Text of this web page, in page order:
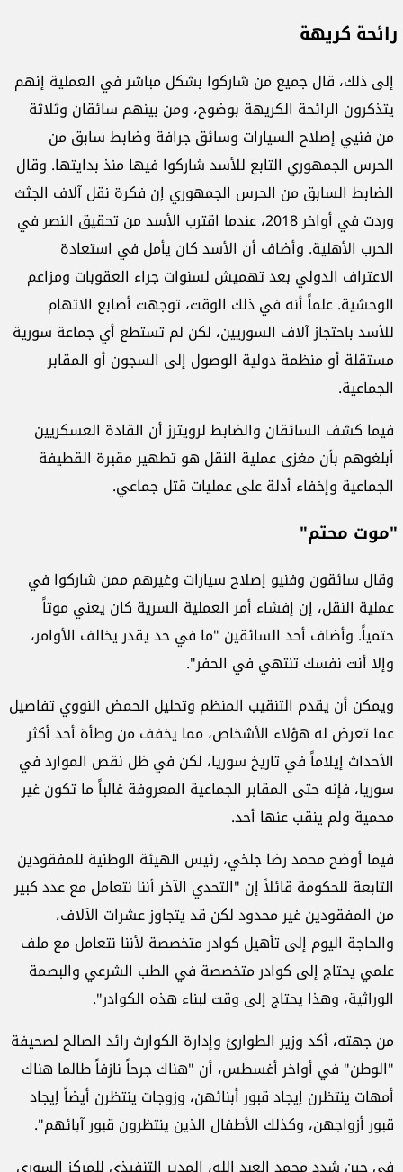
رائحة كريهة
إلى ذلك، قال جميع من شاركوا بشكل مباشر في العملية إنهم
يتذكرون الرائحة الكريهة بوضوح، ومن بينهم سائقان وثلاثة
من فنيي إصلاح السيارات وسائق جرافة وضابط سابق من
الحرس الجمهوري التابع للأسد شاركوا فيها منذ بدايتها. وقال
الضابط السابق من الحرس الجمهوري إن فكرة نقل آلاف الجثث
وردت في أواخر 2018، عندما اقترب الأسد من تحقيق النصر في
الحرب الأهلية. وأضاف أن الأسد كان يأمل في استعادة
الاعتراف الدولي بعد تهميش لسنوات جراء العقوبات ومزاعم
الوحشية. علماً أنه في ذلك الوقت، توجهت أصابع الاتهام
للأسد باحتجاز آلاف السوريين، لكن لم تستطع أي جماعة سورية
مستقلة أو منظمة دولية الوصول إلى السجون أو المقابر
الجماعية.
فيما كشف السائقان والضابط لرويترز أن القادة العسكريين
أبلغوهم بأن مغزى عملية النقل هو تطهير مقبرة القطيفة
الجماعية وإخفاء أدلة على عمليات قتل جماعي.
"موت محتم"
وقال سائقون وفنيو إصلاح سيارات وغيرهم ممن شاركوا في
عملية النقل، إن إفشاء أمر العملية السرية كان يعني موتاً
حتمياً. وأضاف أحد السائقين "ما في حد يقدر يخالف الأوامر،
وإلا أنت نفسك تنتهي في الحفر".
ويمكن أن يقدم التنقيب المنظم وتحليل الحمض النووي تفاصيل
عما تعرض له هؤلاء الأشخاص، مما يخفف من وطأة أحد أكثر
الأحداث إيلاماً في تاريخ سوريا، لكن في ظل نقص الموارد في
سوريا، فإنه حتى المقابر الجماعية المعروفة غالباً ما تكون غير
محمية ولم ينقب عنها أحد.
فيما أوضح محمد رضا جلخي، رئيس الهيئة الوطنية للمفقودين
التابعة للحكومة قائلاً إن "التحدي الآخر أننا نتعامل مع عدد كبير
من المفقودين غير محدود لكن قد يتجاوز عشرات الآلاف،
والحاجة اليوم إلى تأهيل كوادر متخصصة لأننا نتعامل مع ملف
علمي يحتاج إلى كوادر متخصصة في الطب الشرعي والبصمة
الوراثية، وهذا يحتاج إلى وقت لبناء هذه الكوادر".
من جهته، أكد وزير الطوارئ وإدارة الكوارث رائد الصالح لصحيفة
"الوطن" في أواخر أغسطس، أن "هناك جرحاً نازفاً طالما هناك
أمهات ينتظرن إيجاد قبور أبنائهن، وزوجات ينتظرن أيضاً إيجاد
قبور أزواجهن، وكذلك الأطفال الذين ينتظرون قبور آبائهم".